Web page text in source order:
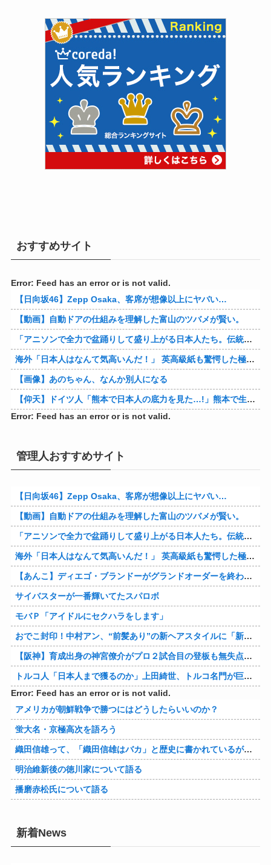
おすすめサイト
Error: Feed has an error or is not valid.
【日向坂46】Zepp Osaka、客席が想像以上にヤバい…
【動画】自動ドアの仕組みを理解した富山のツバメが賢い。
「アニソンで全力で盆踊りして盛り上がる日本人たち。伝統もオタクもこの熱量、素晴らしい」→女さんブチギレ「これを見て『日本の品格が落ちた』と思いま…
海外「日本人はなんて気高いんだ！」 英高級紙も驚愕した極限の中の日本人の姿に世界が衝撃
【画像】あのちゃん、なんか別人になる
【仰天】ドイツ人「熊本で日本人の底力を見た…!」熊本で生まれて初めて震度7の大地震を経験したドイツ人。直後、日本人たちの行動に衝撃を受けてしまう…
Error: Feed has an error or is not valid.
管理人おすすめサイト
【日向坂46】Zepp Osaka、客席が想像以上にヤバい…
【動画】自動ドアの仕組みを理解した富山のツバメが賢い。
「アニソンで全力で盆踊りして盛り上がる日本人たち。伝統もオタクもこの熱量、素晴らしい」→女さんブチギレ「これを見て『日本の品格が落ちた』と思いま…
海外「日本人はなんて気高いんだ！」 英高級紙も驚愕した極限の中の日本人の姿に世界が衝撃
【あんこ】ディエゴ・ブランドーがグランドオーダーを終わらせるようです【FGO二部】 第１６６話
サイバスターが一番輝いてたスパロボ
モバＰ「アイドルにセクハラをします」
おでこ封印！中村アン、“前髪あり”の新ヘアスタイルに「新鮮でたまらん」の声【画像】
【阪神】育成出身の神宮僚介がプロ２試合目の登板も無失点 ボスラーを三振に ピンチで抑えた
トルコ人「日本人まで獲るのか」上田綺世、トルコ名門が巨額の正式オファー！現地サポが騒然！【海外の反応】
Error: Feed has an error or is not valid.
アメリカが朝鮮戦争で勝つにはどうしたらいいのか？
蛍大名・京極高次を語ろう
織田信雄って、「織田信雄はバカ」と歴史に書かれているが今まで家が残っているんでバカではないよな？
明治維新後の徳川家について語る
播磨赤松氏について語る
新着News